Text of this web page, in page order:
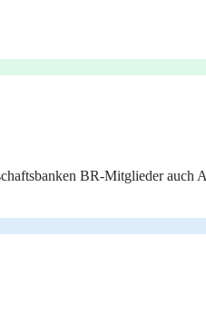
BR-Mitglieder auch